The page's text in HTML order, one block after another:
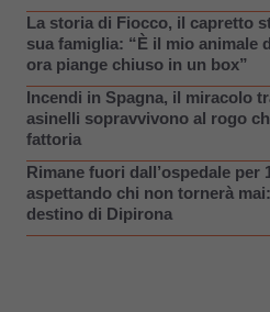
La storia di Fiocco, il capretto
sua famiglia: “È il mio animale
ora piange chiuso in un box”
Incendi in Spagna, il miracolo
asinelli sopravvivono al rogo
fattoria
Rimane fuori dall’ospedale per
aspettando chi non tornerà
destino di Dipirona